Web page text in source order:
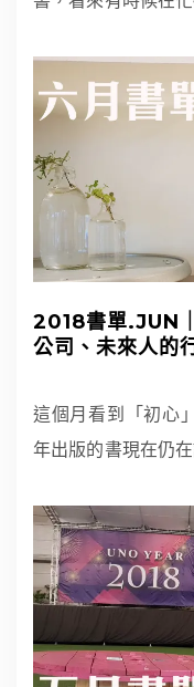
2018書單.JUN
公司、未來人的
這個月看到「初心
年出版的書現在仍